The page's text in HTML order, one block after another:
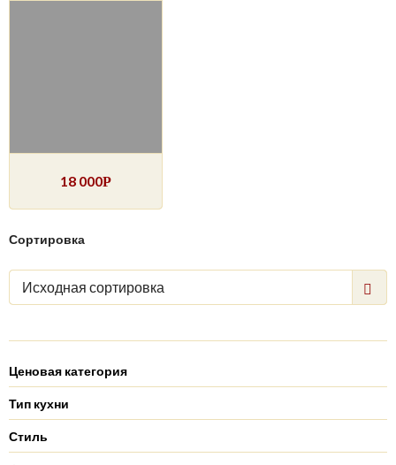
18 000Р
Сортировка
Исходная сортировка
Ценовая категория
Тип кухни
Стиль